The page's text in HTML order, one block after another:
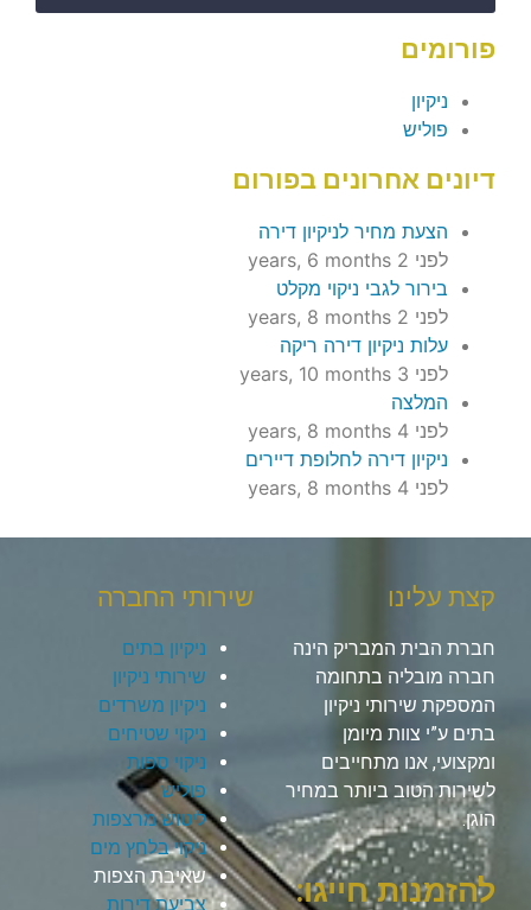
פורומים
ניקיון
פוליש
דיונים אחרונים בפורום
הצעת מחיר לניקיון דירה
לפני 2 years, 6 months
בירור לגבי ניקוי מקלט
לפני 2 years, 8 months
עלות ניקיון דירה ריקה
לפני 3 years, 10 months
המלצה
לפני 4 years, 8 months
ניקיון דירה לחלופת דיירים
לפני 4 years, 8 months
קצת עלינו
חברת הבית המבריק הינה
חברה מובליה בתחומה
המספקת שירותי ניקיון
בתים ע”י צוות מיומן
ומקצועי, אנו מתחייבים
לשירות הטוב ביותר במחיר
הוגן.
להזמנות חייגו:
שירותי החברה
ניקיון בתים
שירותי ניקיון
ניקיון משרדים
ניקוי שטיחים
ניקוי ספות
פוליש
ליטוש מרצפות
ניקוי בלחץ מים
שאיבת הצפות
צביעת דירות